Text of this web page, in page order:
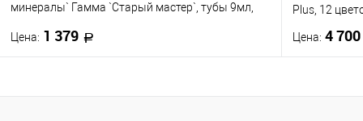
минералы` Гамма `Старый мастер`, тубы 9мл,
Цена: 1 379
Plus, 12
Цена: 4 700